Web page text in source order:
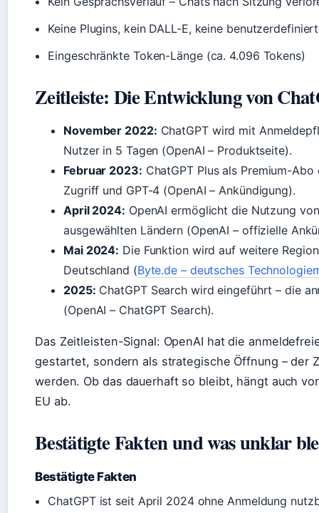
Keine Plugins, kein DALL-E, keine
Eingeschränkte Token-Länge (ca. 4.096 Tokens)
Zeitleiste: Die Entwicklung von
November 2022: ChatGPT wird mit
Nutzer in 5 Tagen (OpenAI – Produktseite).
Februar 2023: ChatGPT Plus als Premium-
Zugriff und GPT-4 (OpenAI – Ankündigung).
April 2024: OpenAI ermöglicht die Nutzung
ausgewählten Ländern (OpenAI – offizielle
Mai 2024: Die Funktion wird auf weitere
Deutschland (Byte.de – deutsches
2025: ChatGPT Search wird eingeführt – die
(OpenAI – ChatGPT Search).
Das Zeitleisten-Signal: OpenAI hat die
gestartet, sondern als strategische Öffnung – der
werden. Ob das dauerhaft so bleibt, hängt auch
EU ab.
Bestätigte Fakten und was unklar
Bestätigte Fakten
ChatGPT ist seit April 2024 ohne Anmeldung